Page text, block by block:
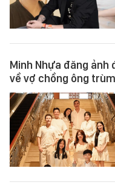
Minh Nhựa đăng ảnh
về vợ chồng ông